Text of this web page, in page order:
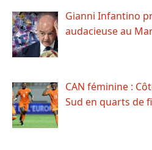
Gianni Infantino
audacieuse au
CAN féminine :
Sud en quarts de